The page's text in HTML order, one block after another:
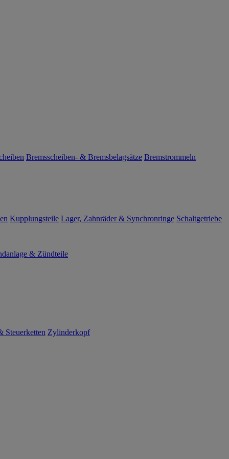
Bremsscheiben- & Bremsbelagsätze Bremstrommeln
Kupplungsteile Lager, Zahnräder & Synchronringe Schaltgetriebe
& Zündteile
Steuerketten Zylinderkopf